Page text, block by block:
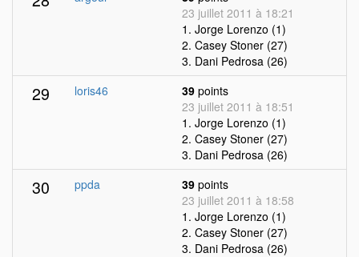
23 juillet 2011 à 18:21
1. Jorge Lorenzo (1)
2. Casey Stoner (27)
3. Dani Pedrosa (26)
29 loris46 39 points
23 juillet 2011 à 18:51
1. Jorge Lorenzo (1)
2. Casey Stoner (27)
3. Dani Pedrosa (26)
30 ppda 39 points
23 juillet 2011 à 18:58
1. Jorge Lorenzo (1)
2. Casey Stoner (27)
3. Dani Pedrosa (26)